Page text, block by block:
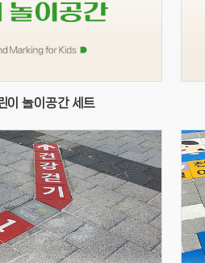
이 놀이공간 세트